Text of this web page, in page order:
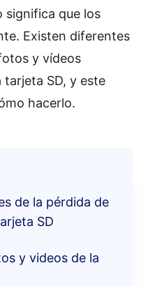
significa que los
Existen diferentes
y vídeos
SD, y este
hacerlo.
de la pérdida de
SD
y videos de la